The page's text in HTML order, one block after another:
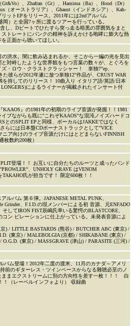
）、Zhafran（Gt）、Hamima（Ba）、Hood（Dr）
（オーストラリア）、Ghaust（インドネシア）、Kah-
ットEPをリリース。2011年には2ndアルバム
岡）と全国7ヶ所に渡るツアーを行っている。
し、Dビートでひたすら突っ走る暗黒の雰囲気をまと
トレートにパンクの精神を訴えかける咆哮に膨大な熱
正面から聴いてほしい。
洪水。闇に飲み込まれるか、そこから一編の光を見出
対峙したような世界観をもつ言葉の数々が、とぐろを
・ロウ・クラストクラッシャー！ 単独7"ep、
彼らが2012年遂に放つ単独12"作品が、CRUST WAR
持してのリリース！ 10曲入り イタリア語/英語/日本
によるライナーが掲載されたインサート付
』の1981年の初期のライブ音源が発掘！！1981
ブながらも既に"これぞKAAOS"な混沌ノイズハードコ
とのSPLIT EPと同様、ボーカルはJAKKEではなく
らには日本盤CDボーナストラックとして"VICE
ア向けのライブ音源だけにはとどまらないFINNISH
数約200枚）
登場！！ お互いに自分たちのルーツと成ったバンド
、UNHOLY GRAVE はVENOM
氏が担当です！ 限定600枚！！
ルバム 第６弾。JAPANESE METAL PUNK、
Grinder、F.I.D.の現メンバーによる初 音源、元ENFADO
してIRON FIST辰嶋氏率いる驚愕のBLASTCORE、
ン ピレーションに仕上がっている。未発表音源によ
) / LITTLE BASTARDS (熊谷) / BUTCHER ABC (東京) /
(東京) / MALEBOLGIA (京都) / SHIKABANE (東京) /
(東京) / MASSGRAVE (津山) / PARASITE (三河) /
ム登場！2012年二度の渡米、11月のカナダ～アメリ
前のギターレス・ツインベースからなる難聴必至のノ
まエクストリームに別の方向性を差す一枚！！！ 白
（レーベルインフォより） 収録曲